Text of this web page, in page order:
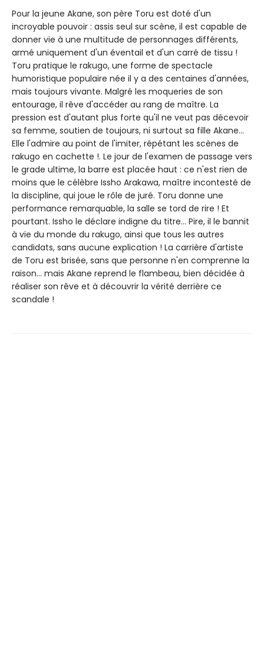
Pour la jeune Akane, son père Toru est doté d'un
incroyable pouvoir : assis seul sur scène, il est capable de
donner vie à une multitude de personnages différents,
armé uniquement d'un éventail et d'un carré de tissu !
Toru pratique le rakugo, une forme de spectacle
humoristique populaire née il y a des centaines d'années,
mais toujours vivante. Malgré les moqueries de son
entourage, il rêve d'accéder au rang de maître. La
pression est d'autant plus forte qu'il ne veut pas décevoir
sa femme, soutien de toujours, ni surtout sa fille Akane...
Elle l'admire au point de l'imiter, répétant les scènes de
rakugo en cachette !. Le jour de l'examen de passage vers
le grade ultime, la barre est placée haut : ce n'est rien de
moins que le célèbre Issho Arakawa, maître incontesté de
la discipline, qui joue le rôle de juré. Toru donne une
performance remarquable, la salle se tord de rire ! Et
pourtant. Issho le déclare indigne du titre... Pire, il le bannit
à vie du monde du rakugo, ainsi que tous les autres
candidats, sans aucune explication ! La carrière d'artiste
de Toru est brisée, sans que personne n'en comprenne la
raison... mais Akane reprend le flambeau, bien décidée à
réaliser son rêve et à découvrir la vérité derrière ce
scandale !